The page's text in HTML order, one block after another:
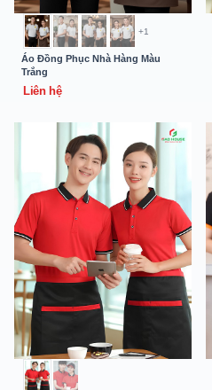
+1
Áo Đồng Phục Nhà Hàng Màu
Trắng
Liên hệ